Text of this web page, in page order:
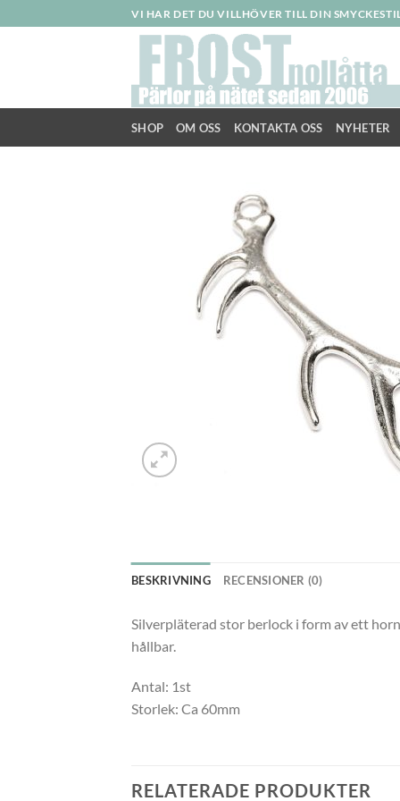
to
VI HAR DET DU VILLHÖVER TILL DIN
SHOP OM OSS KONTAKTA OSS NYHETER
BESKRIVNING RECENSIONER (0)
Silverpläterad stor berlock i form av ett
hållbar.
Antal: 1st
Storlek: Ca 60mm
RELATERADE PRODUKTER